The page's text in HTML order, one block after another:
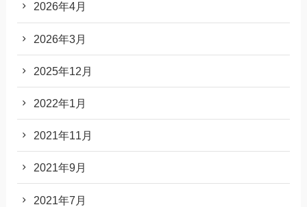
2026年4月
2026年3月
2025年12月
2022年1月
2021年11月
2021年9月
2021年7月